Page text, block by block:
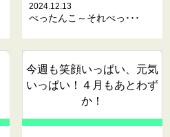
2024.12.13
ぺったんこ～それぺっ･･･
今週も笑顔いっぱい、元気
いっぱい！４月もあとわず
か！